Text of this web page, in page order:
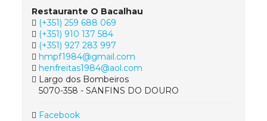
Restaurante O Bacalhau
(+351) 259 688 069
(+351) 910 137 584
(+351) 927 283 997
hmpf1984@gmail.com
henfreitas1984@aol.com
Largo dos Bombeiros
5070-358 - SANFINS DO DOURO
Facebook